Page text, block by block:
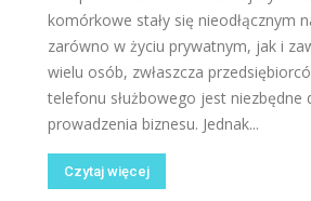
komórkowe stały się nieodłącznym
zarówno w życiu prywatnym, jak i
wielu osób, zwłaszcza
telefonu służbowego jest niezbędne
prowadzenia biznesu. Jednak...
Czytaj więcej